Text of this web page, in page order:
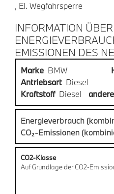
, El. Wegfahrsperre
INFORMATION
EMISSIONEN DES
Marke BMW
Antriebsart Diesel
Kraftstoff Diesel
Energieverbrauch
CO₂-Emissionen
CO2-Klasse
Auf Grundlage der CO2-